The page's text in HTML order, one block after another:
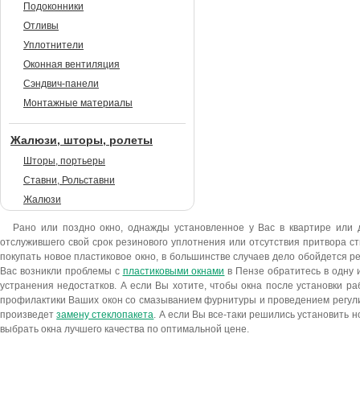
Подоконники
Отливы
Уплотнители
Оконная вентиляция
Сэндвич-панели
Монтажные материалы
Жалюзи, шторы, ролеты
Шторы, портьеры
Ставни, Рольставни
Жалюзи
Рано или поздно окно, однажды установленное у Вас в квартире
отслужившего свой срок резинового уплотнения или отсутствия притвора
покупать новое пластиковое окно, в большинстве случаев дело
Вас возникли проблемы с пластиковыми окнами в Пензе обратитесь в одну
устранения недостатков. А если Вы хотите, чтобы окна после установки
профилактики Ваших окон со смазыванием фурнитуры и проведением
произведетзамену стеклопакета. А если Вы все-таки решились установить
выбрать окна лучшего качества по оптимальной цене.